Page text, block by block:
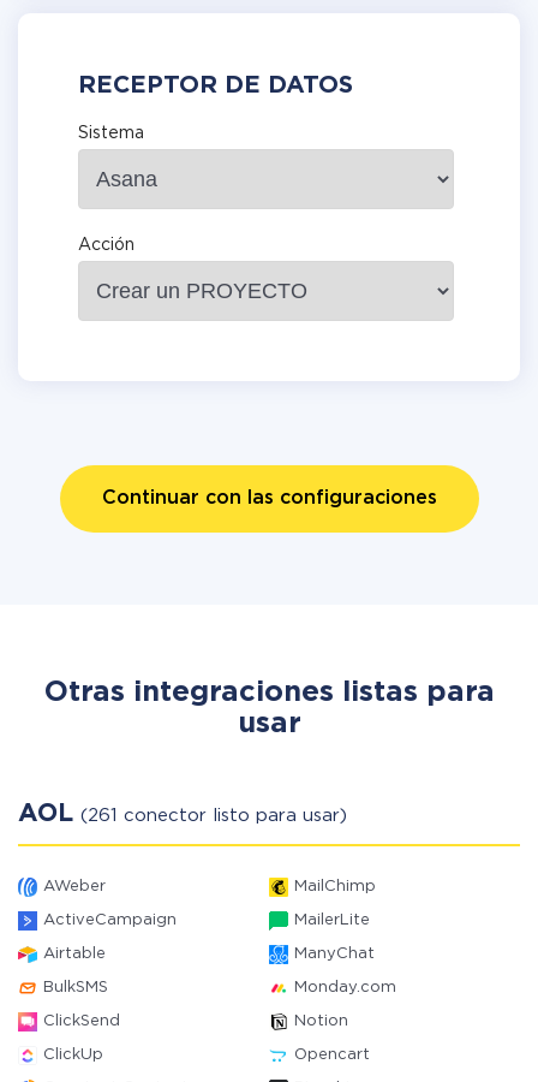
RECEPTOR DE DATOS
Sistema
Acción
Continuar con las configuraciones
Otras integraciones listas para
usar
AOL (261 conector listo para usar)
AWeber MailChimp
ActiveCampaign MailerLite
Airtable ManyChat
BulkSMS Monday.com
ClickSend Notion
ClickUp Opencart